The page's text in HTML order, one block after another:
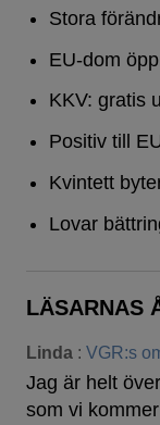
Stora
EU-dom
KKV: gratis
Positiv till
Kvintett
Lovar
LÄSARNAS
Linda : VGR:s
Jag är helt
som vi